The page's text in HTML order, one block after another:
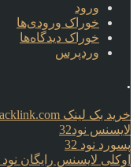
ورود
خوراک ورودی‌ها
خوراک دیدگاه‌ها
وردپرس
.
خرید بک لینک behtarinbacklink.com
لایسنس نود32
پسورد نود 32
اوکلی لایسنس رایگان نود 32